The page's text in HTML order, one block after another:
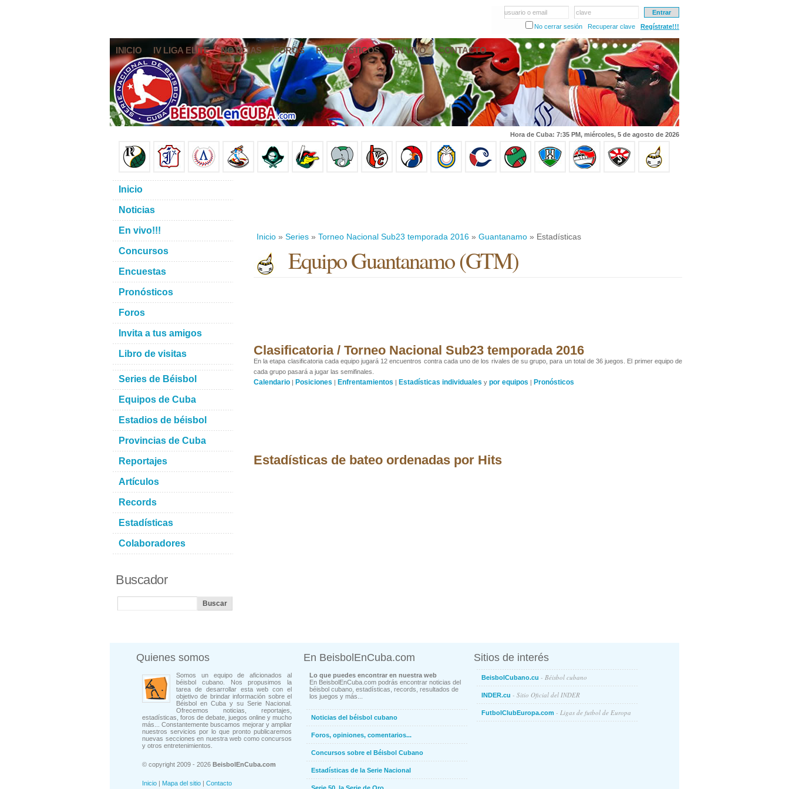
usuario o email
clave
No cerrar sesión
Recuperar clave Regístrate!!!
INICIO IV LIGA ELITE NOTICIAS FOROS PRONÓSTICOS EN VIVO CONTACTO
Hora de Cuba: 7:35 PM, miércoles, 5 de agosto de 2026
Inicio » Series » Torneo Nacional Sub23 temporada 2016 » Guantanamo » Estadísticas
Equipo Guantanamo (GTM)
Clasificatoria / Torneo Nacional Sub23 temporada 2016
En la etapa clasificatoria cada equipo jugará 12 encuentros contra cada uno de los rivales de su grupo, para un total de 36 juegos. El primer equipo de
cada grupo pasará a jugar las semifinales.
Calendario | Posiciones | Enfrentamientos | Estadísticas individuales y por equipos | Pronósticos
Estadísticas de bateo ordenadas por Hits
Inicio
Noticias
En vivo!!!
Concursos
Encuestas
Pronósticos
Foros
Invita a tus amigos
Libro de visitas
Series de Béisbol
Equipos de Cuba
Estadios de béisbol
Provincias de Cuba
Reportajes
Artículos
Records
Estadísticas
Colaboradores
Buscador
Quienes somos
Somos un equipo de aficionados al
béisbol cubano. Nos propusimos la
tarea de desarrollar esta web con el
objetivo de brindar información sobre el
Béisbol en Cuba y su Serie Nacional.
Ofrecemos noticias, reportajes,
estadísticas, foros de debate, juegos online y mucho
más... Constantemente buscamos mejorar y ampliar
nuestros servicios por lo que pronto publicaremos
nuevas secciones en nuestra web como concursos
y otros entretenimientos.
© copyright 2009 - 2026 BeisbolEnCuba.com
Inicio | Mapa del sitio | Contacto
En BeisbolEnCuba.com
Lo que puedes encontrar en nuestra web
En BeisbolEnCuba.com podrás encontrar noticias del
béisbol cubano, estadísticas, records, resultados de
los juegos y más...
Noticias del béisbol cubano
Foros, opiniones, comentarios...
Concursos sobre el Béisbol Cubano
Estadísticas de la Serie Nacional
Sitios de interés
BeisbolCubano.cu - Béisbol cubano
INDER.cu - Sitio Oficial del INDER
FutbolClubEuropa.com - Ligas de futbol de Europa